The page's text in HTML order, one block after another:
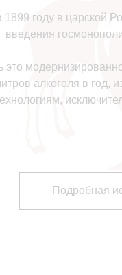
году в царской
введения
это
алкоголя в год,
Подробная